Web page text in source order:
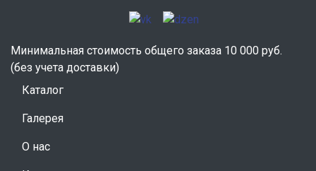
Минимальная стоимость общего заказа 10 000 руб.
(без учета доставки)
Каталог
Галерея
О нас